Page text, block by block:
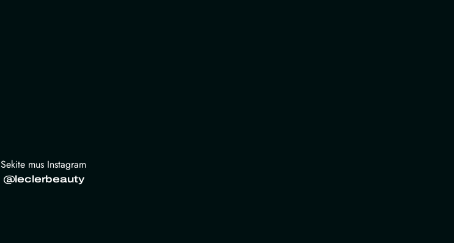
Sekite mus Instagram
@leclerbeauty